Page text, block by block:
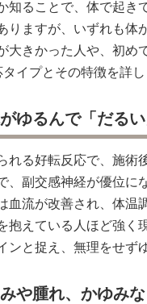
知ることで、体で起き
りますが、いずれも体
大きかった人や、初
イプとその特徴を詳し
ゆるんで「だる
れる好転反応で、施術
、副交感神経が優位に
血流が改善され、体
抱えている人ほど強
ンと捉え、無理をせず
みや腫れ、かゆみ